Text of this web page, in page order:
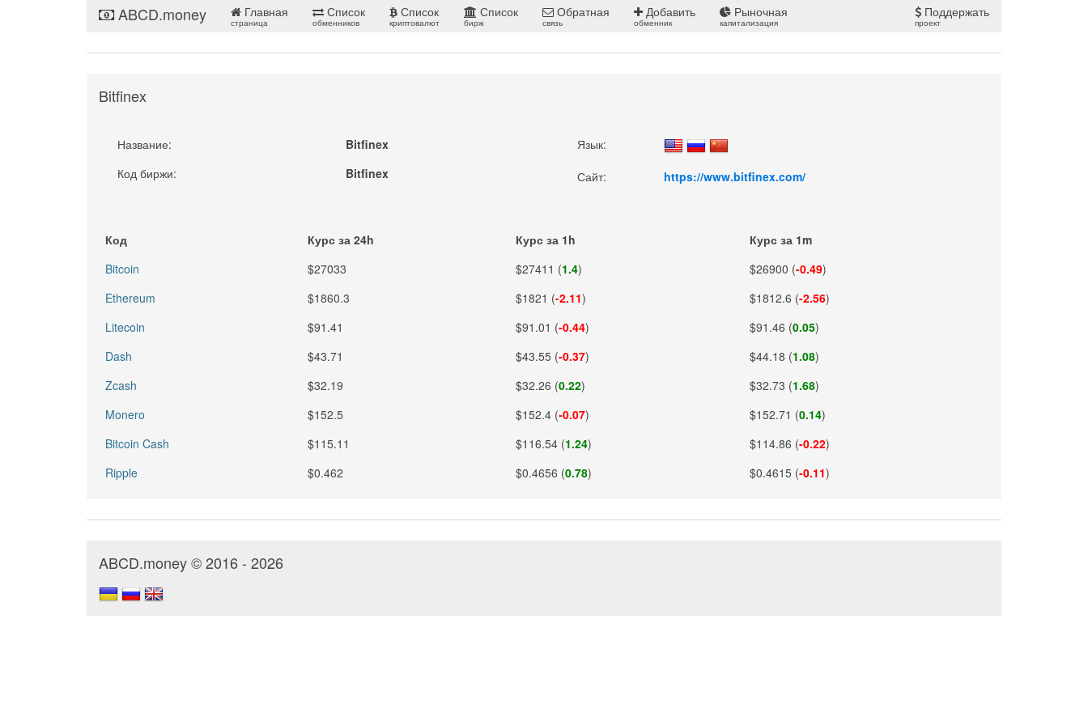
ABCD.money Главная
страница
Список
обменников
Список
криптовалют
Список
бирж
Обратная
связь
Добавить
обменник
Рыночная
капитализация
Поддержать
проект
Bitfinex
Название:
Bitfinex
Код биржи:
Bitfinex
Язык:
Сайт:
https://www.bitfinex.com/
Код Курс за 24h Курс за 1h
Курс за 1m
Bitcoin
$27033 $27411 (1.4) $26900 (-0.49)
Ethereum
$1860.3 $1821 (-2.11) $1812.6 (-2.56)
Litecoin
$91.41 $91.01 (-0.44) $91.46 (0.05)
Dash
$43.71 $43.55 (-0.37) $44.18 (1.08)
Zcash
$32.19 $32.26 (0.22) $32.73 (1.68)
Monero
$152.5 $152.4 (-0.07) $152.71 (0.14)
Bitcoin Cash
$115.11 $116.54 (1.24) $114.86 (-0.22)
Ripple
$0.462 $0.4656 (0.78) $0.4615 (-0.11)
ABCD.money © 2016 - 2026